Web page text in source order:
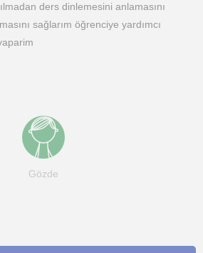
ders dinlemesini anlamasını
sağlarım öğrenciye yardımcı
Gözde